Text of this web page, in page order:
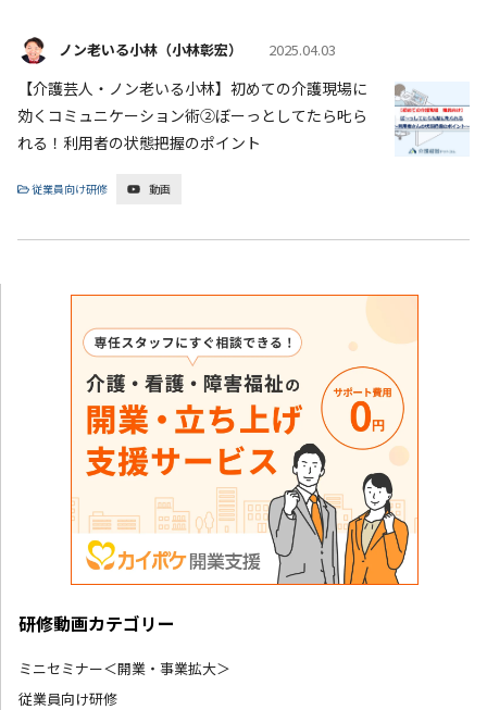
ノン老いる小林（小林彰宏） 2025.04.03
【介護芸人・ノン老いる小林】初めての介護現場に
効くコミュニケーション術②ぼーっとしてたら𠮟ら
れる！利用者の状態把握のポイント
動画
従業員向け研修
研修動画カテゴリー
ミニセミナー＜開業・事業拡大＞
従業員向け研修